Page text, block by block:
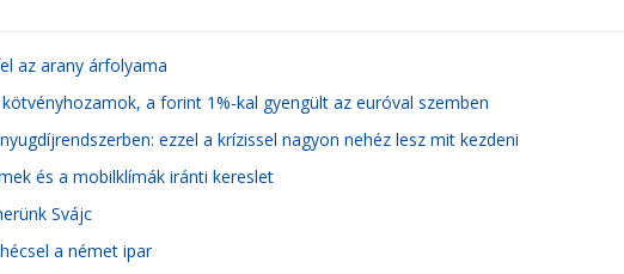
az arany árfolyama
a forint 1%-kal gyengült az euróval szemben
ezzel a krízissel nagyon nehéz lesz mit kezdeni
és a mobilklímák iránti kereslet
Svájc
a német ipar